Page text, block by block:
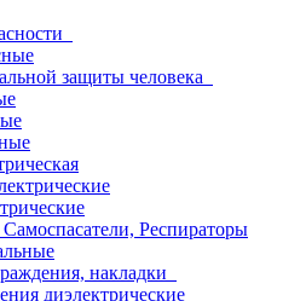
защиты человека
Респираторы
накладки
диэлектрические